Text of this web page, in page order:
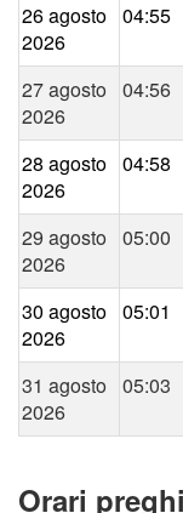
26 agosto
2026
04:55
27 agosto
2026
04:56
28 agosto
2026
04:58
29 agosto
2026
05:00
30 agosto
2026
05:01
31 agosto
2026
05:03
Orari